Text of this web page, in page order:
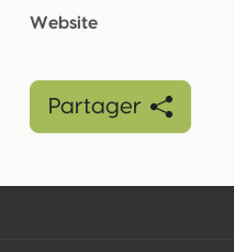
Website
Partager